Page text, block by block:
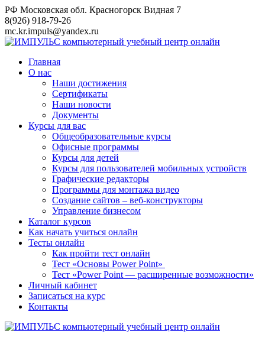
Перейти
к
контенту
РФ Московская обл. Красногорск Видная 7
8(926) 918-79-26
mc.kr.impuls@yandex.ru
Главная
О нас
Наши достижения
Сертификаты
Наши новости
Документы
Курсы для вас
Общеобразовательные курсы
Офисные программы
Курсы для детей
Курсы для пользователей мобильных устройств
Графические редакторы
Программы для монтажа видео
Создание сайтов – веб-конструкторы
Управление бизнесом
Каталог курсов
Как начать учиться онлайн
Тесты онлайн
Как пройти тест онлайн
Тест «Основы Power Point»
Тест «Power Point — расширенные возможности»
Личный кабинет
Записаться на курс
Контакты